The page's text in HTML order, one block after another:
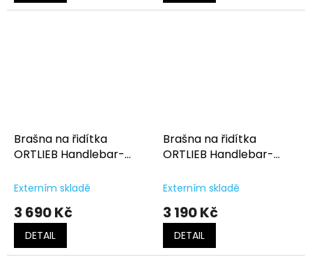
Brašna na řidítka
ORTLIEB Handlebar-
Externím skladě
3 690 Kč
DETAIL
Brašna na řidítka
ORTLIEB Handlebar-
Externím skladě
3 190 Kč
DETAIL